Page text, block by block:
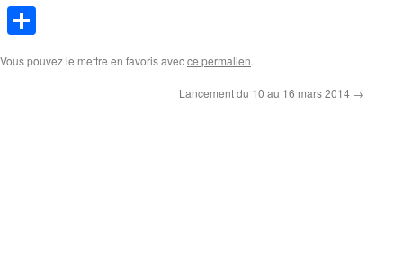
PrintFriendly
pouvez le mettre en favoris avecce permalien.
Lancement du 10 au 16 mars 2014 →